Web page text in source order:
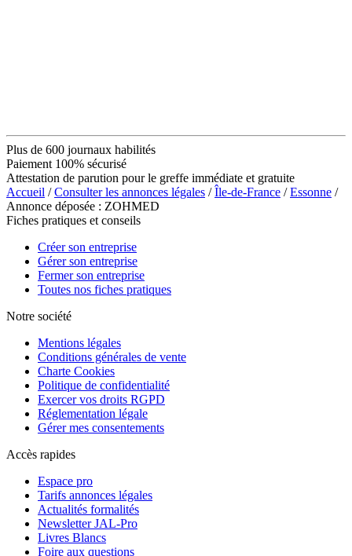
Plus de 600 journaux habilités
Paiement 100% sécurisé
Attestation de parution pour le greffe immédiate et gratuite
Accueil /Consulter les annonces légales /Île-de-France /Essonne /
Annonce déposée : ZOHMED
Fiches pratiques et conseils
Créer son entreprise
Gérer son entreprise
Fermer son entreprise
Toutes nos fiches pratiques
Notre société
Mentions légales
Conditions générales de vente
Charte Cookies
Politique de confidentialité
Exercer vos droits RGPD
Réglementation légale
Gérer mes consentements
Accès rapides
Espace pro
Tarifs annonces légales
Actualités formalités
Newsletter JAL-Pro
Livres Blancs
Foire aux questions